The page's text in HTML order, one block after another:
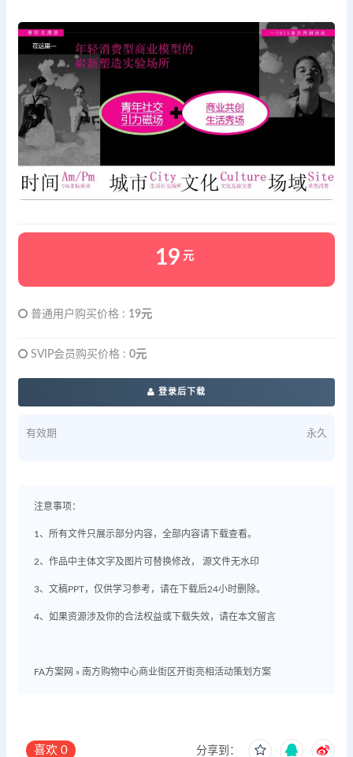
19 元
普通用户购买价格 : 19元
SVIP会员购买价格 : 0元
登录后下载
有效期 永久
注意事项：
1、所有文件只展示部分内容，全部内容请下载查看。
2、作品中主体文字及图片可替换修改， 源文件无水印
3、文稿PPT，仅供学习参考，请在下载后24小时删除。
4、如果资源涉及你的合法权益或下载失效，请在本文留言
FA方案网 » 南方购物中心商业街区开街亮相活动策划方案
喜欢 0 分享到：